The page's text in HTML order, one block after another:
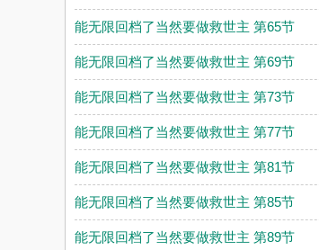
能无限回档了当然要做救世主 第65节
能无限回档了当然要做救世主 第69节
能无限回档了当然要做救世主 第73节
能无限回档了当然要做救世主 第77节
能无限回档了当然要做救世主 第81节
能无限回档了当然要做救世主 第85节
能无限回档了当然要做救世主 第89节